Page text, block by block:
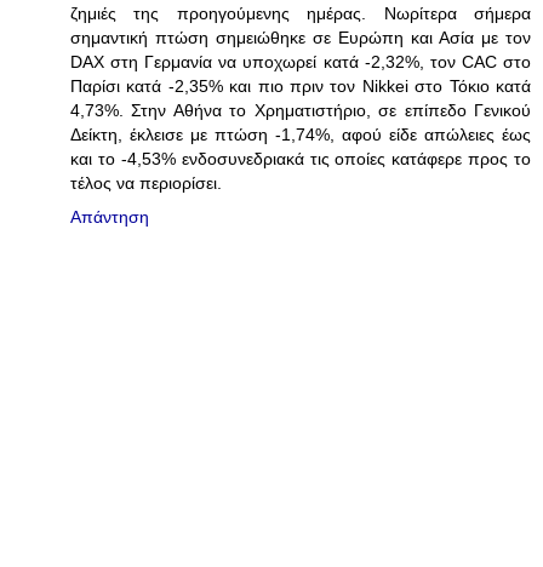
ζημιές της προηγούμενης ημέρας. Νωρίτερα σήμερα
σημαντική πτώση σημειώθηκε σε Ευρώπη και Ασία με τον
DAX στη Γερμανία να υποχωρεί κατά -2,32%, τον CAC στο
Παρίσι κατά -2,35% και πιο πριν τον Nikkei στο Τόκιο κατά
4,73%. Στην Αθήνα το Χρηματιστήριο, σε επίπεδο Γενικού
Δείκτη, έκλεισε με πτώση -1,74%, αφού είδε απώλειες έως
και το -4,53% ενδοσυνεδριακά τις οποίες κατάφερε προς το
τέλος να περιορίσει.
Απάντηση